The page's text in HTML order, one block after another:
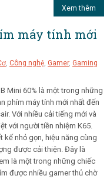
Xem thêm
máy tính mới
Công nghệ Gamer, Gaming
Mini 60% là một trong những
phím máy tính mới nhất đến
Với nhiều cải tiếng mới và
với người tiền nhiệm K65.
kế nhỏ gọn, hiệu năng cùng
được cải thiện. Đây là
là một trong những chiếc
được nhiều gamer thủ chờ